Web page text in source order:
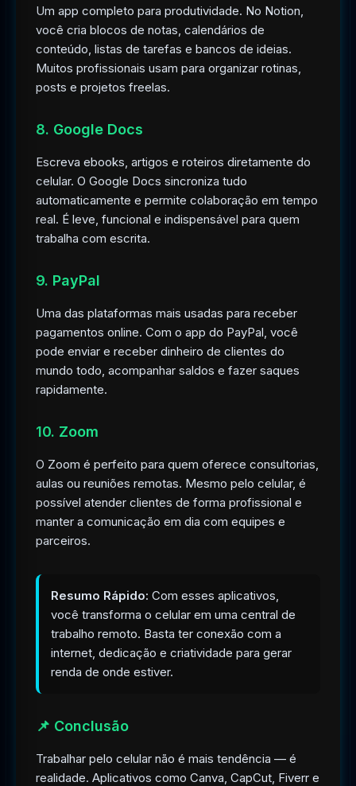
Um app completo para produtividade. No Notion,
você cria blocos de notas, calendários de
conteúdo, listas de tarefas e bancos de ideias.
Muitos profissionais usam para organizar rotinas,
posts e projetos freelas.
8. Google Docs
Escreva ebooks, artigos e roteiros diretamente do
celular. O Google Docs sincroniza tudo
automaticamente e permite colaboração em tempo
real. É leve, funcional e indispensável para quem
trabalha com escrita.
9. PayPal
Uma das plataformas mais usadas para receber
pagamentos online. Com o app do PayPal, você
pode enviar e receber dinheiro de clientes do
mundo todo, acompanhar saldos e fazer saques
rapidamente.
10. Zoom
O Zoom é perfeito para quem oferece consultorias,
aulas ou reuniões remotas. Mesmo pelo celular, é
possível atender clientes de forma profissional e
manter a comunicação em dia com equipes e
parceiros.
Resumo Rápido: Com esses aplicativos,
você transforma o celular em uma central de
trabalho remoto. Basta ter conexão com a
internet, dedicação e criatividade para gerar
renda de onde estiver.
📌 Conclusão
Trabalhar pelo celular não é mais tendência — é
realidade. Aplicativos como Canva, CapCut, Fiverr e